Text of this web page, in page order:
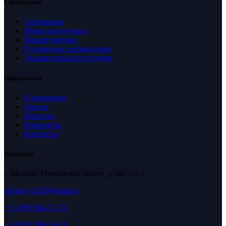
Спецтехника
Автокраны
Мини погрузчики
Манипуляторы
Гусеничные экскаваторы
Экскаваторы-погрузчики
Информация
О компании
Акции
Новости
Реквизиты
Контакты
Контакты
г. Москва, Очаковское шоссе, д. 44, стр.1
art-stroy-2020@mail.ru
+7 (499) 964-51-74